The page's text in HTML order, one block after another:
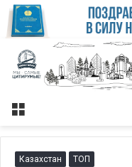
Меню
Казахстан ТОП